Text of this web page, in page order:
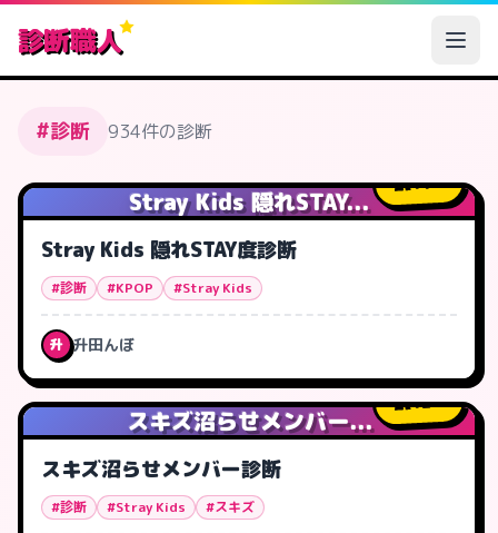
診断職人
#診断 934件の診断
Stray Kids 隠れSTAY...
11人
Stray Kids 隠れSTAY度診断
#診断 #KPOP #Stray Kids
升 升田んぼ
スキズ沼らせメンバー...
12人
スキズ沼らせメンバー診断
#診断 #Stray Kids #スキズ